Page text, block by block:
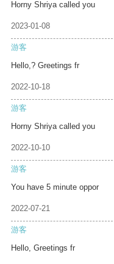
Horny Shriya called you
2023-01-08
游客
Hello,? Greetings fr
2022-10-18
游客
Horny Shriya called you
2022-10-10
游客
You have 5 minute oppor
2022-07-21
游客
Hello, Greetings fr